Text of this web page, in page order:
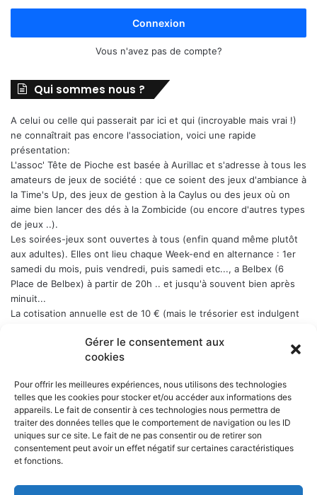
Gérer le consentement aux
cookies
Pour offrir les meilleures expériences, nous utilisons des technologies
telles que les cookies pour stocker et/ou accéder aux informations des
appareils. Le fait de consentir à ces technologies nous permettra de
traiter des données telles que le comportement de navigation ou les ID
uniques sur ce site. Le fait de ne pas consentir ou de retirer son
consentement peut avoir un effet négatif sur certaines caractéristiques
et fonctions.
Connexion
Vous n'avez pas de compte?
Qui sommes nous ?
A celui ou celle qui passerait par ici et qui (incroyable mais vrai !)
ne connaîtrait pas encore l'association, voici une rapide
présentation:
L'assoc' Tête de Pioche est basée à Aurillac et s'adresse à tous les
amateurs de jeux de société : que ce soient des jeux d'ambiance à
la Time's Up, des jeux de gestion à la Caylus ou des jeux où on
aime bien lancer des dés à la Zombicide (ou encore d'autres types
de jeux ..).
Les soirées-jeux sont ouvertes à tous (enfin quand même plutôt
aux adultes). Elles ont lieu chaque Week-end en alternance : 1er
samedi du mois, puis vendredi, puis samedi etc..., a Belbex (6
Place de Belbex) à partir de 20h .. et jusqu'à souvent bien après
minuit...
La cotisation annuelle est de 10 € (mais le trésorier est indulgent
cela vous dit, n'hésitez pas !
NOS PARTENAIRES
La ville d'Aurillac
La réponse ludique - 10 rue Victor Hugo, 15000 Aurillac